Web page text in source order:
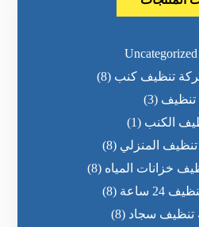
Uncategorized
تنظيف كنب (8)
تنظيف (3)
الكنب (1)
المنزلي (8)
خزانات المياه (8)
24 ساعة
(8)
تنظيف سجاد (8)